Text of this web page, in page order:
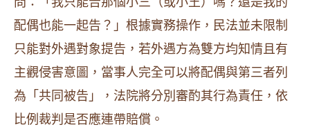
配偶也能一起告？」根據實務操作，民法並未限制
只能對外遇對象提告，若外遇方為雙方均知情且有
主觀侵害意圖，當事人完全可以將配偶與第三者列
為「共同被告」，法院將分別審酌其行為責任，依
比例裁判是否應連帶賠償。